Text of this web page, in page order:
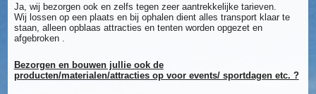
Ja, wij bezorgen ook en zelfs tegen zeer aantrekkelijke tarieven.
Wij lossen op een plaats en bij ophalen dient alles transport klaar te
staan, alleen opblaas attracties en tenten worden opgezet en
afgebroken .
Bezorgen en bouwen jullie ook de
producten/materialen/attracties op voor events/ sportdagen etc. ?